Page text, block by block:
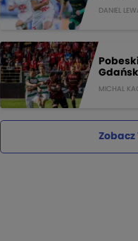
DANIEL
MICHAL
Zobacz